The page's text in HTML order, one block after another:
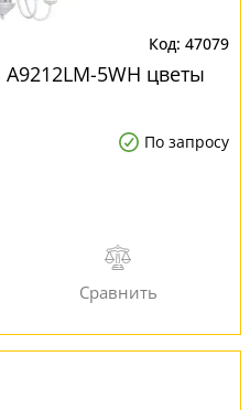
47079
5WH цветы
По запросу